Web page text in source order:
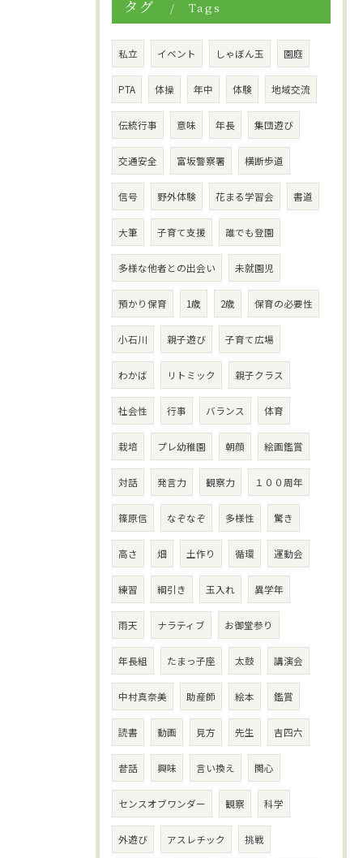
タグ Tags
私立 イベント しゃぼん玉 園庭
PTA 体操 年中 体験 地域交流
伝統行事 意味 年長 集団遊び
交通安全 富坂警察署 横断歩道
信号 野外体験 花まる学習会 書道
大筆 子育て支援 誰でも登園
多様な他者との出会い 未就園児
預かり保育 1歳 2歳 保育の必要性
小石川 親子遊び 子育て広場
わかば リトミック 親子クラス
社会性 行事 バランス 体育
栽培 プレ幼稚園 朝顔 絵画鑑賞
対話 発言力 観察力 １００周年
篠原信 なぞなぞ 多様性 驚き
高さ 畑 土作り 循環 運動会
練習 綱引き 玉入れ 異学年
雨天 ナラティブ お御堂参り
年長組 たまっ子座 太鼓 講演会
中村真奈美 助産師 絵本 鑑賞
読書 動画 見方 先生 吉四六
昔話 興味 言い換え 関心
センスオブワンダー 観察 科学
外遊び アスレチック 挑戦